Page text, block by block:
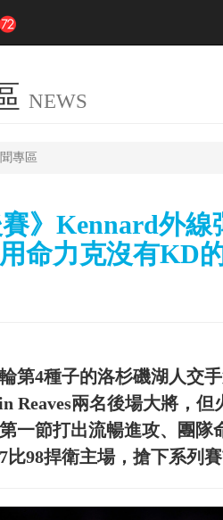
NEWS
專區
》Kennard外線
命力克沒有KD
第4種子的洛杉磯湖人交
Reaves兩名後場大將，
一節打出流暢進攻、團
比98捍衛主場，搶下系列賽